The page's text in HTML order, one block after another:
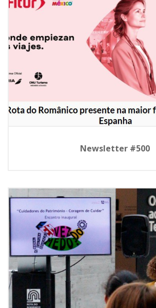
Newsletter #500